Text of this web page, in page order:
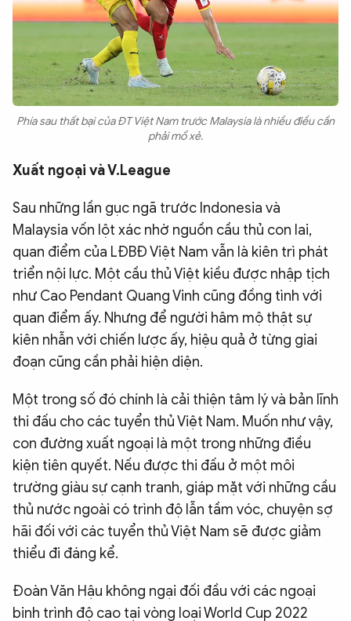
Phía sau thất bại của ĐT Việt Nam trước Malaysia là nhiều điều cần
phải mổ xẻ.
Xuất ngoại và V.League
Sau những lần gục ngã trước Indonesia và
Malaysia vốn lột xác nhờ nguồn cầu thủ con lai,
quan điểm của LĐBĐ Việt Nam vẫn là kiên trì phát
triển nội lực. Một cầu thủ Việt kiều được nhập tịch
như Cao Pendant Quang Vinh cũng đồng tình với
quan điểm ấy. Nhưng để người hâm mộ thật sự
kiên nhẫn với chiến lược ấy, hiệu quả ở từng giai
đoạn cũng cần phải hiện diện.
Một trong số đó chính là cải thiện tâm lý và bản lĩnh
thi đấu cho các tuyển thủ Việt Nam. Muốn như vậy,
con đường xuất ngoại là một trong những điều
kiện tiên quyết. Nếu được thi đấu ở một môi
trường giàu sự cạnh tranh, giáp mặt với những cầu
thủ nước ngoài có trình độ lẫn tầm vóc, chuyện sợ
hãi đối với các tuyển thủ Việt Nam sẽ được giảm
thiểu đi đáng kể.
Đoàn Văn Hậu không ngại đối đầu với các ngoại
binh trình độ cao tại vòng loại World Cup 2022